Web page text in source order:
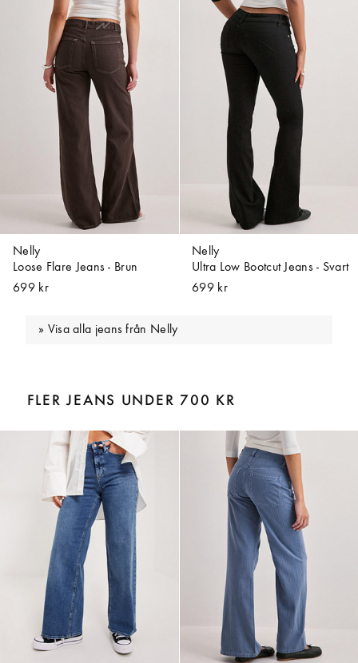
Nelly
Loose Flare Jeans - Brun
699 kr
Nelly
Ultra Low Bootcut Jeans - Svart
699 kr
Visa alla jeans från Nelly
FLER JEANS UNDER 700 KR